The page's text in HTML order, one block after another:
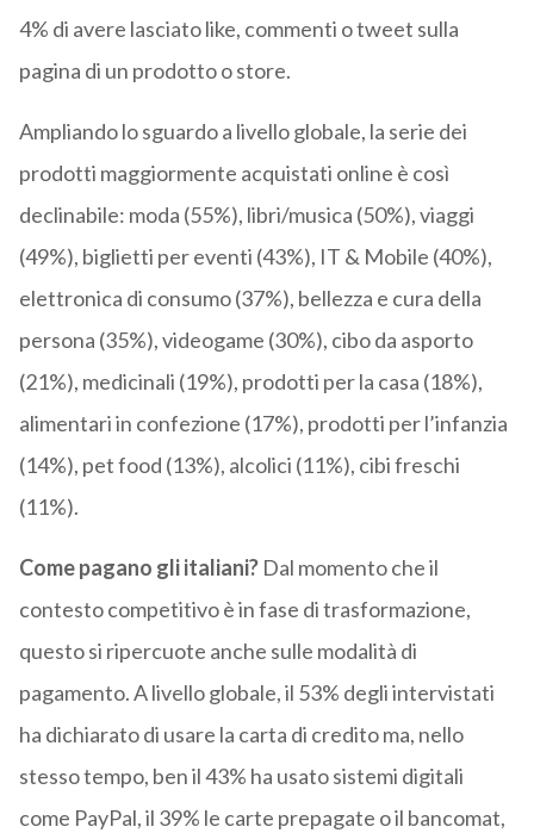
4% di avere lasciato like, commenti o tweet sulla
pagina di un prodotto o store.
Ampliando lo sguardo a livello globale, la serie dei
prodotti maggiormente acquistati online è così
declinabile: moda (55%), libri/musica (50%), viaggi
(49%), biglietti per eventi (43%), IT & Mobile (40%),
elettronica di consumo (37%), bellezza e cura della
persona (35%), videogame (30%), cibo da asporto
(21%), medicinali (19%), prodotti per la casa (18%),
alimentari in confezione (17%), prodotti per l’infanzia
(14%), pet food (13%), alcolici (11%), cibi freschi
(11%).
Come pagano gli italiani? Dal momento che il
contesto competitivo è in fase di trasformazione,
questo si ripercuote anche sulle modalità di
pagamento. A livello globale, il 53% degli intervistati
ha dichiarato di usare la carta di credito ma, nello
stesso tempo, ben il 43% ha usato sistemi digitali
come PayPal, il 39% le carte prepagate o il bancomat,